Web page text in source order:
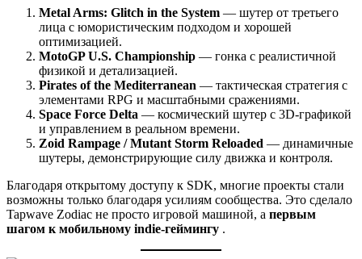
Metal Arms: Glitch in the System — шутер от третьего
лица с юмористическим подходом и хорошей
оптимизацией.
MotoGP U.S. Championship — гонка с реалистичной
физикой и детализацией.
Pirates of the Mediterranean — тактическая стратегия с
элементами RPG и масштабными сражениями.
Space Force Delta — космический шутер с 3D-графикой
и управлением в реальном времени.
Zoid Rampage / Mutant Storm Reloaded — динамичные
шутеры, демонстрирующие силу движка и контроля.
Благодаря открытому доступу к SDK, многие проекты стали
возможны только благодаря усилиям сообщества. Это сделало
Tapwave Zodiac не просто игровой машиной, а первым
шагом к мобильному indie-геймингу .